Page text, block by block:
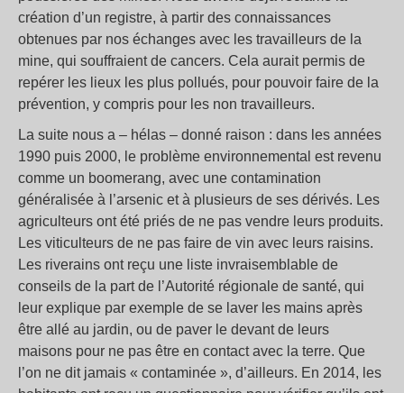
création d’un registre, à partir des connaissances
obtenues par nos échanges avec les travailleurs de la
mine, qui souffraient de cancers. Cela aurait permis de
repérer les lieux les plus pollués, pour pouvoir faire de la
prévention, y compris pour les non travailleurs.
La suite nous a – hélas – donné raison : dans les années
1990 puis 2000, le problème environnemental est revenu
comme un boomerang, avec une contamination
généralisée à l’arsenic et à plusieurs de ses dérivés. Les
agriculteurs ont été priés de ne pas vendre leurs produits.
Les viticulteurs de ne pas faire de vin avec leurs raisins.
Les riverains ont reçu une liste invraisemblable de
conseils de la part de l’Autorité régionale de santé, qui
leur explique par exemple de se laver les mains après
être allé au jardin, ou de paver le devant de leurs
maisons pour ne pas être en contact avec la terre. Que
l’on ne dit jamais « contaminée », d’ailleurs. En 2014, les